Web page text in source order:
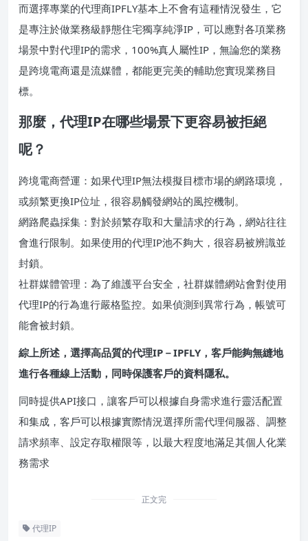
而選擇專業的代理商IPFLY基本上不會有這種情況發生，它
是專注於做業務級靜態住宅獨享純淨IP，可以應對各項業務
場景中對代理IP的需求，100%真人屬性IP，無論您的業務
是跨境電商還是流媒體，都能更完美的輔助您實現業務目
標。
那麼，代理IP在哪些場景下更容易被拒絕
呢？
跨境電商營運：如果代理IP無法模擬目標市場的網路環境，
或頻繁更換IP位址，很容易觸發網站的風控機制。
網路爬蟲採集：對於頻繁存取和大量請求的行為，網站往往
會進行限制。如果使用的代理IP池不夠大，很容易被辨識並
封鎖。
社群媒體管理：為了維護平台安全，社群媒體網站會對使用
代理IP的行為進行嚴格監控。如果偵測到異常行為，帳號可
能會被封鎖。
綜上所述，選擇高品質的代理IP－IPFLY，客戶能夠無縫地
進行各種線上活動，同時保護客戶的資料隱私。
同時提供API接口，讓客戶可以根據自身需求進行靈活配置
和集成，客戶可以根據實際情況選擇所需代理伺服器、調整
請求頻率、設定存取權限等，以最大程度地滿足其個人化業
務需求
正文完
代理IP